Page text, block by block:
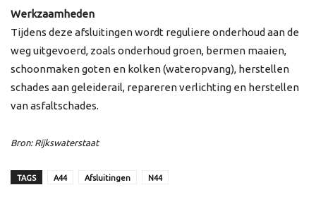
Werkzaamheden
Tijdens deze afsluitingen wordt reguliere onderhoud aan de
weg uitgevoerd, zoals onderhoud groen, bermen maaien,
schoonmaken goten en kolken (wateropvang), herstellen
schades aan geleiderail, repareren verlichting en herstellen
van asfaltschades.
Bron: Rijkswaterstaat
TAGS A44 Afsluitingen N44